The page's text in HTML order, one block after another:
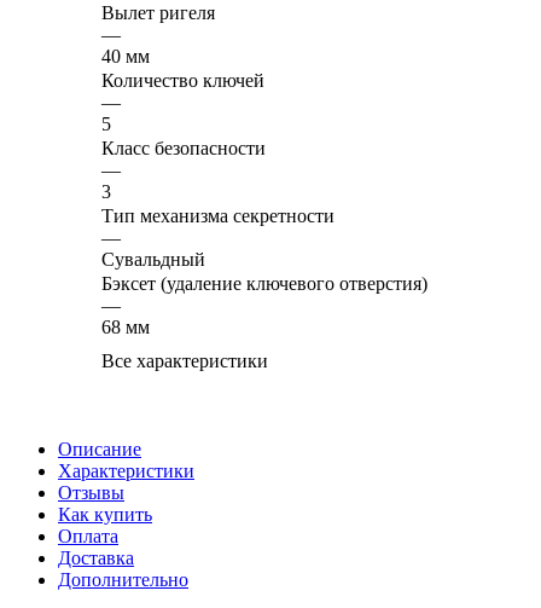
Вылет ригеля
—
40 мм
Количество ключей
—
5
Класс безопасности
—
3
Тип механизма секретности
—
Сувальдный
Бэксет (удаление ключевого отверстия)
—
68 мм
Все характеристики
Описание
Характеристики
Отзывы
Как купить
Оплата
Доставка
Дополнительно